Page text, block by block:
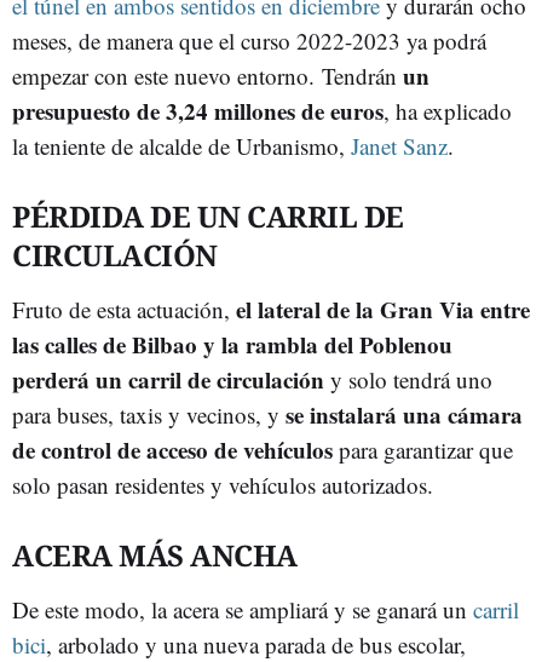
meses, de manera que el curso 2022-2023 ya podrá
empezar con este nuevo entorno. Tendrán un
presupuesto de 3,24 millones de euros, ha explicado
la teniente de alcalde de Urbanismo, Janet Sanz.
PÉRDIDA DE UN CARRIL DE
CIRCULACIÓN
Fruto de esta actuación, el lateral de la Gran Via entre
las calles de Bilbao y la rambla del Poblenou
perderá un carril de circulación y solo tendrá uno
para buses, taxis y vecinos, y se instalará una cámara
de control de acceso de vehículos para garantizar que
solo pasan residentes y vehículos autorizados.
ACERA MÁS ANCHA
De este modo, la acera se ampliará y se ganará un carril
bici, arbolado y una nueva parada de bus escolar,